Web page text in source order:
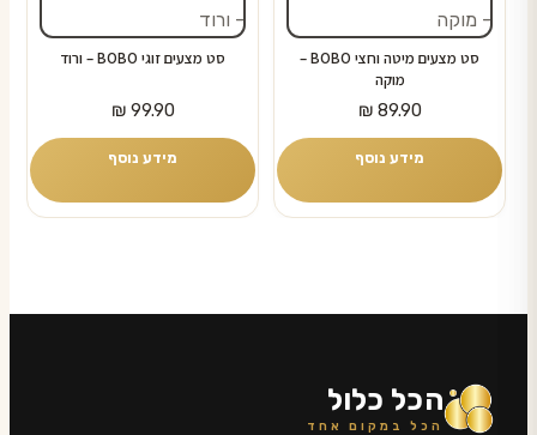
סט מצעים מיטה וחצי BOBO –
מוקה
₪89.90
מידע נוסף
סט מצעים זוגי BOBO – ורוד
₪99.90
מידע נוסף
הכל כלול
הכל במקום אחד